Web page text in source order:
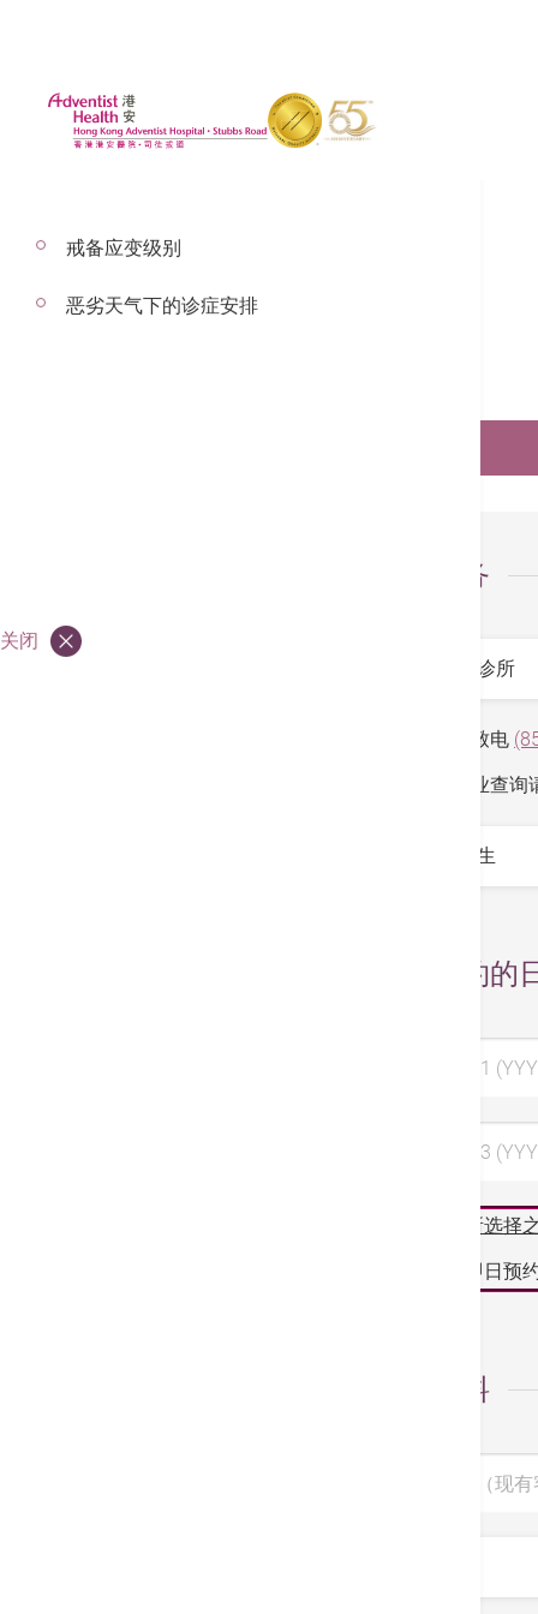
选择服务
如有查询请致电
如团体或企业查询
选择预约的
选择日期 1
选择日期 3
阁下所选择
如需即日预
个人资料
病人编号（现
戒备应变级别
恶劣天气下的诊症安排
关闭